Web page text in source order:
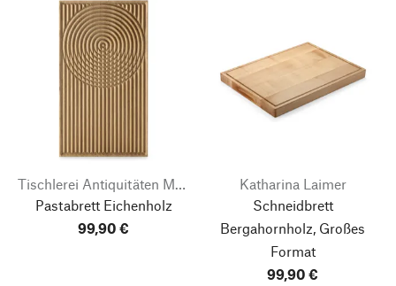
Tischlerei Antiquitäten Mulorz
Pastabrett Eichenholz
99,90 €
Katharina Laimer
Schneidbrett
Bergahornholz, Großes
Format
99,90 €